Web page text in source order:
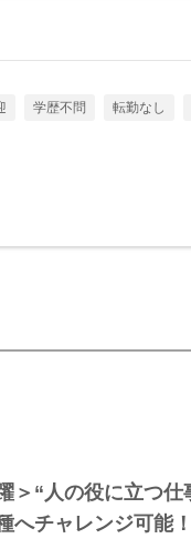
学歴不問 転勤なし
＞“人の役に立つ仕
チャレンジ可能！